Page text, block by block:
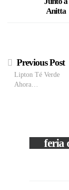
Anitta
Previous Post
Lipton Té Verde
Ahora…
feria